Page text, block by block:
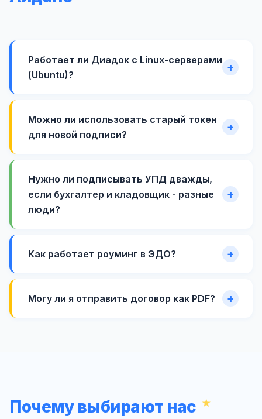
Работает ли Диадок с Linux-серверами
(Ubuntu)?
Можно ли использовать старый токен
для новой подписи?
Нужно ли подписывать УПД дважды,
если бухгалтер и кладовщик - разные
люди?
Как работает роуминг в ЭДО?
Могу ли я отправить договор как PDF?
Почему выбирают нас